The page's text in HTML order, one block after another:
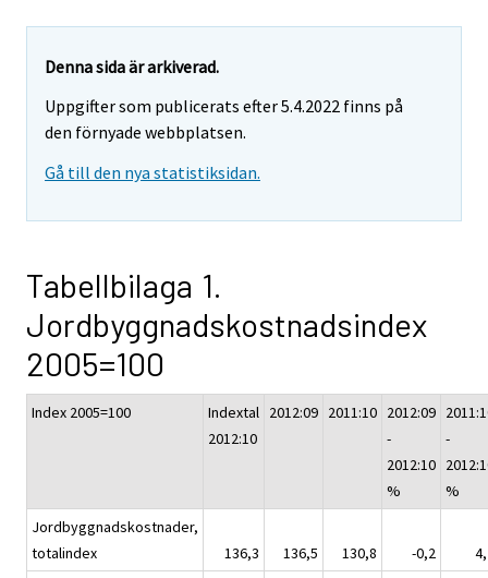
Denna sida är arkiverad.
Uppgifter som publicerats efter 5.4.2022 finns på
den förnyade webbplatsen.
Gå till den nya statistiksidan.
Tabellbilaga 1.
Jordbyggnadskostnadsindex
2005=100
Index 2005=100
Indextal
2012:10
2012:09 2011:10 2012:09
-
2012:10
%
-
%
Jordbyggnadskostnader,
totalindex
136,3 136,5 130,8 -0,2